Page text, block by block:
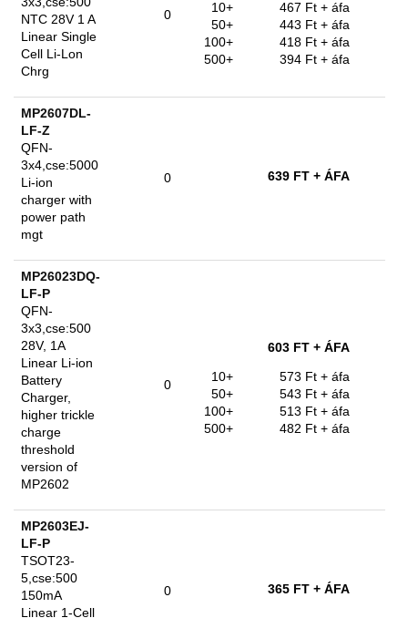
NTC 28V 1 A
Linear Single
Cell Li-Lon
Chrg
0
10+
467 Ft + áfa
50+
443 Ft + áfa
100+
418 Ft + áfa
500+
394 Ft + áfa
MP2607DL-
LF-Z
QFN-
3x4,cse:5000
Li-ion
charger with
power path
mgt
0 639 FT + ÁFA
MP26023DQ-
LF-P
QFN-
3x3,cse:500
28V, 1A
Linear Li-ion
Battery
Charger,
higher trickle
charge
threshold
version of
MP2602
0
603 FT + ÁFA
10+
573 Ft + áfa
50+
543 Ft + áfa
100+
513 Ft + áfa
500+
482 Ft + áfa
MP2603EJ-
LF-P
TSOT23-
5,cse:500
150mA
Linear 1-Cell
0 365 FT + ÁFA